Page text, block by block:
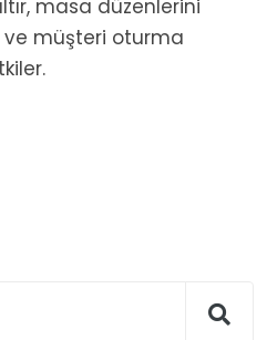
masa düzenlerini
ve müşteri oturma